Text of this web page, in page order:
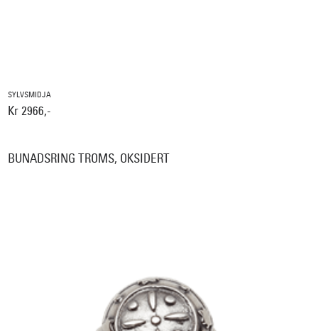
SYLVSMIDJA
Kr 2966,-
BUNADSRING TROMS, OKSIDERT